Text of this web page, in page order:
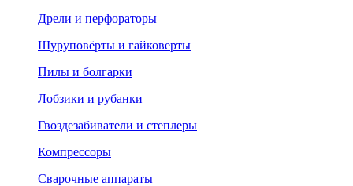
Дрели и перфораторы
Шуруповёрты и гайковерты
Пилы и болгарки
Лобзики и рубанки
Гвоздезабиватели и степлеры
Компрессоры
Сварочные аппараты